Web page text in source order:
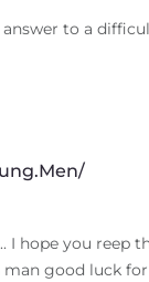
answer to a
I hope you reep
good luck